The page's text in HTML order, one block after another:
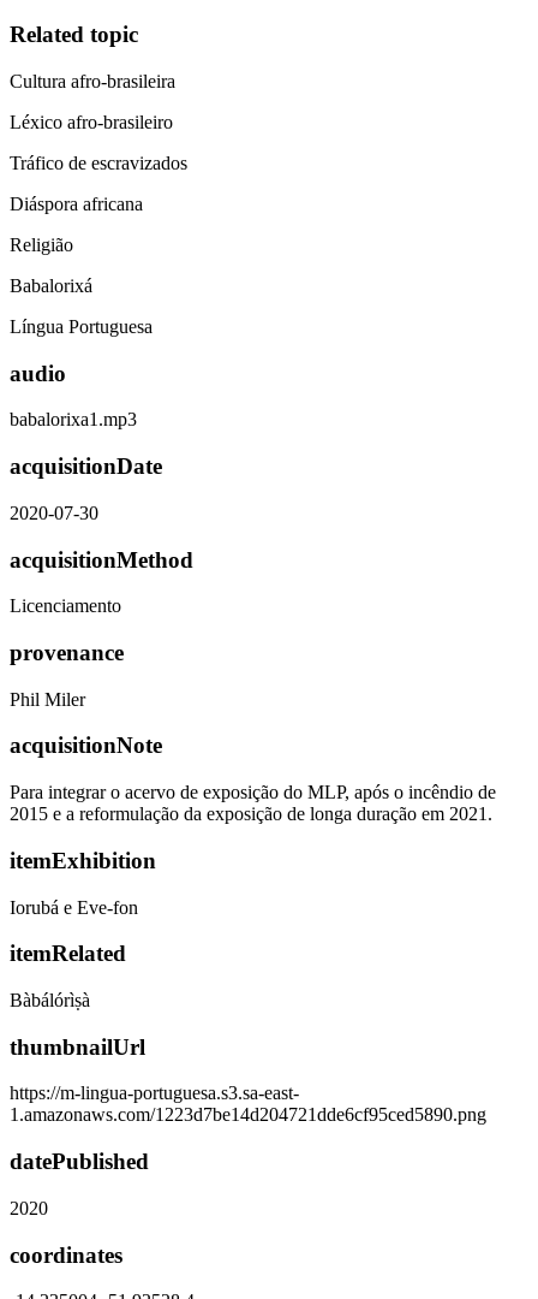
Related topic
Cultura afro-brasileira
Léxico afro-brasileiro
Tráfico de escravizados
Diáspora africana
Religião
Babalorixá
Língua Portuguesa
audio
babalorixa1.mp3
acquisitionDate
2020-07-30
acquisitionMethod
Licenciamento
provenance
Phil Miler
acquisitionNote
Para integrar o acervo de exposição do MLP, após o incêndio de
2015 e a reformulação da exposição de longa duração em 2021.
itemExhibition
Iorubá e Eve-fon
itemRelated
Bàbálórìṣà
thumbnailUrl
https://m-lingua-portuguesa.s3.sa-east-
1.amazonaws.com/1223d7be14d204721dde6cf95ced5890.png
datePublished
2020
coordinates